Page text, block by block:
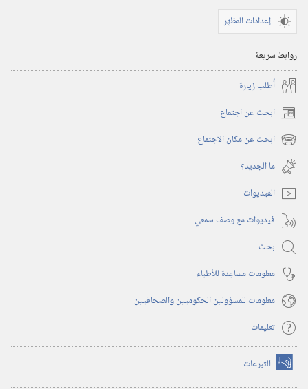
إعدادات المظهر
روابط سريعة
أُطلب زيارة
ابحث عن اجتماع (يفتح
نافذة ابحث عن مكان الاجتماع (يفتح
نافذة
جديدة)
ما الجديد؟‏
الفيديوات
فيديوات مع وصف سمعي
بحث
معلومات مساعِدة للأطباء
معلومات للمسؤولين الحكوميين والصحافيين
تعليمات
التبرعات (يفتح